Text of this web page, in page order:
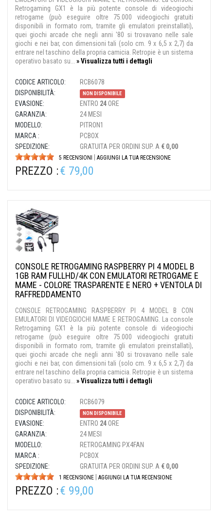
Retrogaming GX1 è la più potente console di videogiochi
retrogame (può eseguire oltre 75.000 videogiochi gratuiti
disponibili in formato rom, tramite gli emulatori preinstallati),
quei giochi arcade che negli anni '80 si trovavano nelle sale
giochi e nei bar, con dimensioni tali (solo cm. 9 x 6,5 x 2,7) da
entrare nel taschino della propria camicia. Retropie è un sistema
operativo basato su... » Visualizza tutti i dettagli
CODICE ARTICOLO:
RCB6078
DISPONIBILITÀ:
NON DISPONIBILE
EVASIONE: ENTRO 24ORE
GARANZIA:
24 MESI
MODELLO:
PITRON1
MARCA :
PCBOX
SPEDIZIONE:
GRATUITA PER ORDINI SUP. A € 0,00
5 RECENSIONI AGGIUNGI LA TUA RECENSIONE
PREZZO :€ 79,00
CONSOLE RETROGAMING RASPBERRY PI 4 MODEL B
1GB RAM FULLHD/4K CON EMULATORI RETROGAME E
MAME - COLORE TRASPARENTE E NERO + VENTOLA DI
RAFFREDDAMENTO
CONSOLE RETROGAMING RASPBERRY PI 4 MODEL B CON
EMULATORI DI VIDEOGIOCHI MAME E RETROGAMING. La console
Retrogaming GX1 è la più potente console di videogiochi
retrogame (può eseguire oltre 75.000 videogiochi gratuiti
disponibili in formato rom, tramite gli emulatori preinstallati),
quei giochi arcade che negli anni '80 si trovavano nelle sale
giochi e nei bar, con dimensioni tali (solo cm. 9 x 6,5 x 2,7) da
entrare nel taschino della propria camicia. Retropie è un sistema
operativo basato su... » Visualizza tutti i dettagli
CODICE ARTICOLO:
RCB6079
DISPONIBILITÀ:
NON DISPONIBILE
EVASIONE: ENTRO 24ORE
GARANZIA:
24 MESI
MODELLO:
RETROGAMING PX4FAN
MARCA :
PCBOX
SPEDIZIONE:
GRATUITA PER ORDINI SUP. A € 0,00
1 RECENSIONE AGGIUNGI LA TUA RECENSIONE
PREZZO :€ 99,00